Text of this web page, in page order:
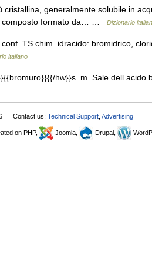
cristallina, generalmente solubile in
composto formato da… …
Dizionario
TS chim. idracido: bromidrico,
italiano
hw}}s. m. Sale dell
Contact us: Technical Support Advertising
on PHP, Joomla, Drupal,